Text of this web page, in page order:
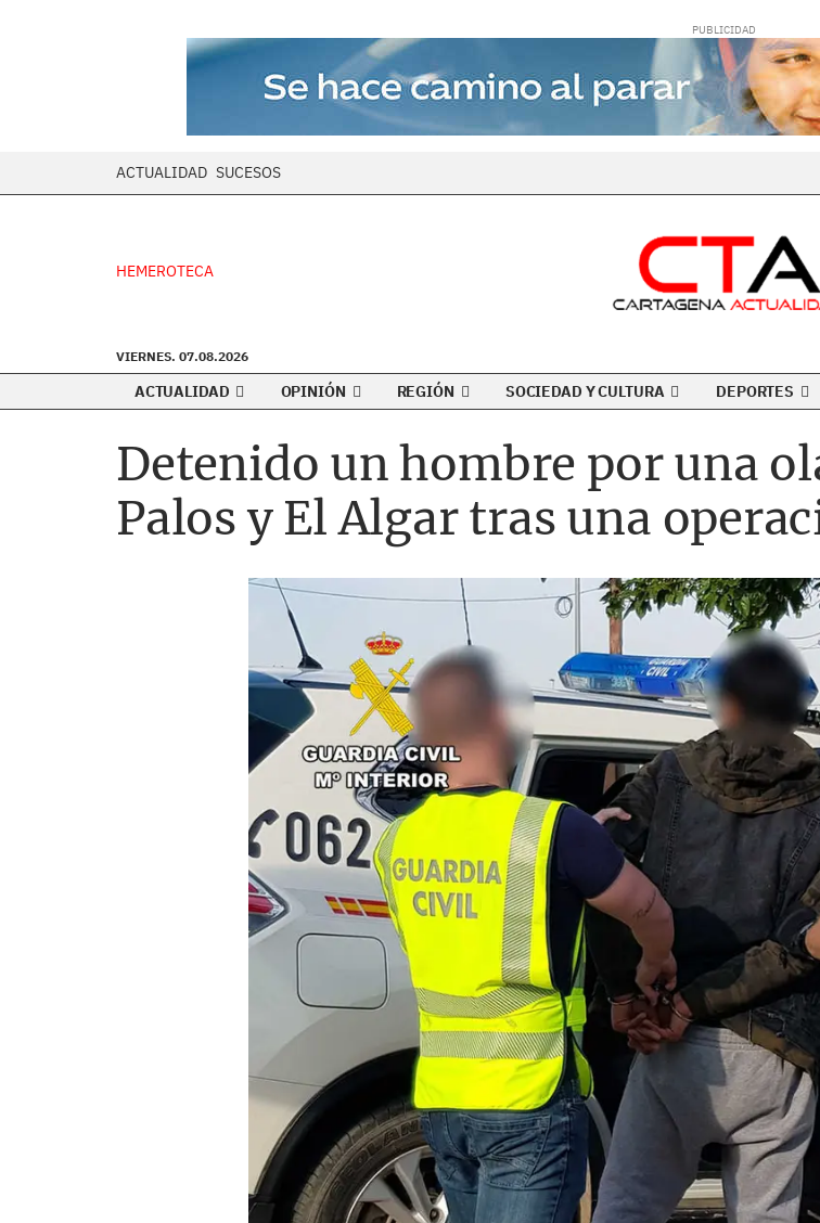
ACTUALIDAD SUCESOS
HEMEROTECA
VIERNES. 07.08.2026
ACTUALIDAD OPINIÓN REGIÓN SOCIEDAD Y CULTURA DEPORTES
Detenido un hombre por una
Palos y El Algar tras una